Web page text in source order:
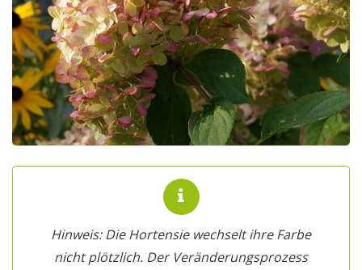
Hinweis: Die Hortensie wechselt ihre Farbe
nicht plötzlich. Der Veränderungsprozess